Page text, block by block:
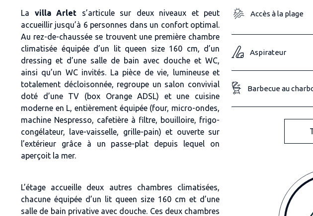
La villa Arlet s’articule sur deux niveaux et peut
accueillir jusqu’à 6 personnes dans un confort optimal.
Au rez-de-chaussée se trouvent une première chambre
climatisée équipée d’un lit queen size 160 cm, d’un
dressing et d’une salle de bain avec douche et WC,
ainsi qu’un WC invités. La pièce de vie, lumineuse et
totalement décloisonnée, regroupe un salon convivial
doté d’une TV (box Orange ADSL) et une cuisine
moderne en L, entièrement équipée (four, micro-ondes,
machine Nespresso, cafetière à filtre, bouilloire, frigo-
congélateur, lave-vaisselle, grille-pain) et ouverte sur
l’extérieur grâce à un passe-plat depuis lequel on
aperçoit la mer.
L’étage accueille deux autres chambres climatisées,
chacune équipée d’un lit queen size 160 cm et d’une
salle de bain privative avec douche. Ces deux chambres
Accès à la plage
Aspirateur
Barbecue au